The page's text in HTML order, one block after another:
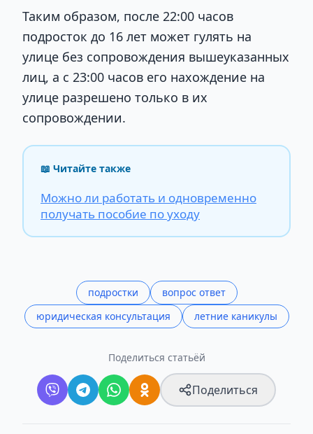
Таким образом, после 22:00 часов
подросток до 16 лет может гулять на
улице без сопровождения вышеуказанных
лиц, а с 23:00 часов его нахождение на
улице разрешено только в их
сопровождении.
📖 Читайте также
Можно ли работать и одновременно
получать пособие по уходу
подростки
вопрос ответ
юридическая консультация
летние каникулы
Поделиться статьёй
Поделиться